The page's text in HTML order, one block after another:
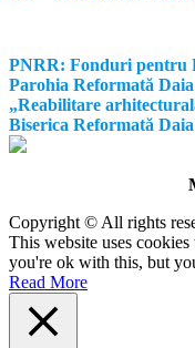
PNRR: Fonduri pentru
Parohia Reformată
„Reabilitare
Biserica Reformată Daia
Copyright © All rights
This website uses
you're ok with this, but
Read More